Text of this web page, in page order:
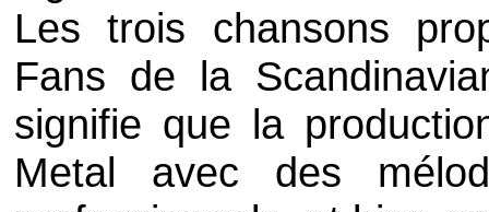
Les trois chansons
Fans de la
signifie que la
Metal avec des